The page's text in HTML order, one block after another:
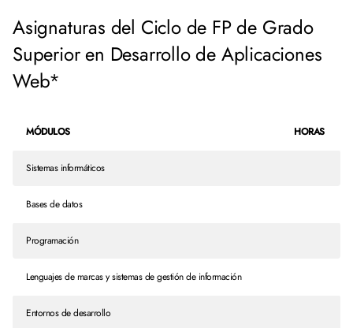
Asignaturas del Ciclo de FP de Grado
Superior en Desarrollo de Aplicaciones
Web*
MÓDULOS HORAS
Sistemas informáticos
Bases de datos
Programación
Lenguajes de marcas y sistemas de gestión de información
Entornos de desarrollo